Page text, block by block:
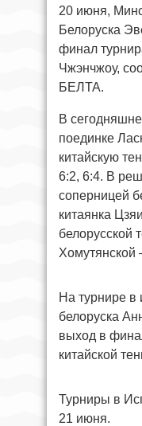
20 июня,
Белоруска
финал
Чжэнчжоу,
БЕЛТА.
В
поединке
китайскую
6:2, 6:4. В
соперницей
китаянка
белорусской
Хомутянской
На турнире в
белоруска
выход в
китайской
Турниры в
21 июня.